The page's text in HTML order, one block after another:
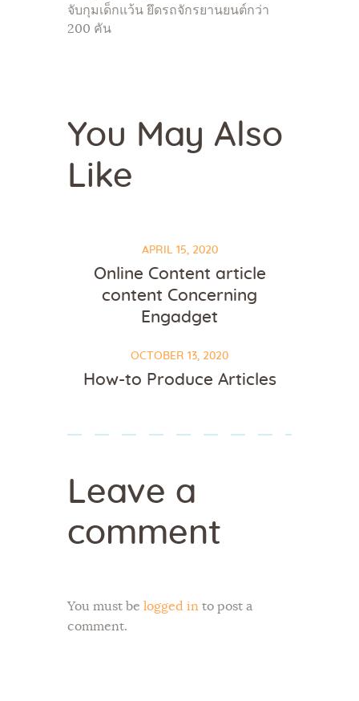
จับกุมเด็กแว้น ยึดรถจักรยานยนต์กว่า
200 คัน
You May Also
Like
APRIL 15, 2020
Online Content article
content Concerning
Engadget
OCTOBER 13, 2020
How-to Produce Articles
Leave a
comment
You must be logged in to post a
comment.